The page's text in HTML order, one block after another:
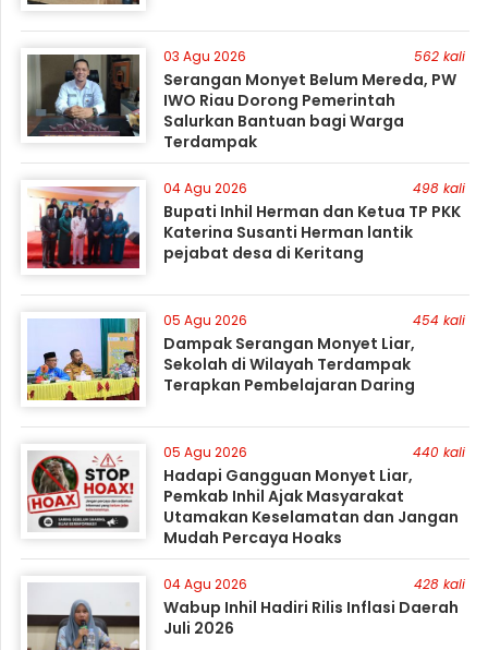
03 Agu 2026 562 kali
Serangan Monyet Belum Mereda, PW
IWO Riau Dorong Pemerintah
Salurkan Bantuan bagi Warga
Terdampak
04 Agu 2026 498 kali
Bupati Inhil Herman dan Ketua TP PKK
Katerina Susanti Herman lantik
pejabat desa di Keritang
05 Agu 2026 454 kali
Dampak Serangan Monyet Liar,
Sekolah di Wilayah Terdampak
Terapkan Pembelajaran Daring
05 Agu 2026 440 kali
Hadapi Gangguan Monyet Liar,
Pemkab Inhil Ajak Masyarakat
Utamakan Keselamatan dan Jangan
Mudah Percaya Hoaks
04 Agu 2026 428 kali
Wabup Inhil Hadiri Rilis Inflasi Daerah
Juli 2026